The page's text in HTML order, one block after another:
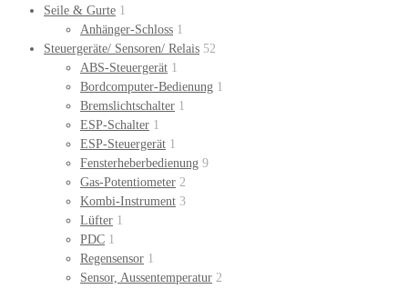
Seile & Gurte 1
Anhänger-Schloss 1
Steuergeräte/ Sensoren/ Relais 52
ABS-Steuergerät 1
Bordcomputer-Bedienung 1
Bremslichtschalter 1
ESP-Schalter 1
ESP-Steuergerät 1
Fensterheberbedienung 9
Gas-Potentiometer 2
Kombi-Instrument 3
Lüfter 1
PDC 1
Regensensor 1
Sensor, Aussentemperatur 2